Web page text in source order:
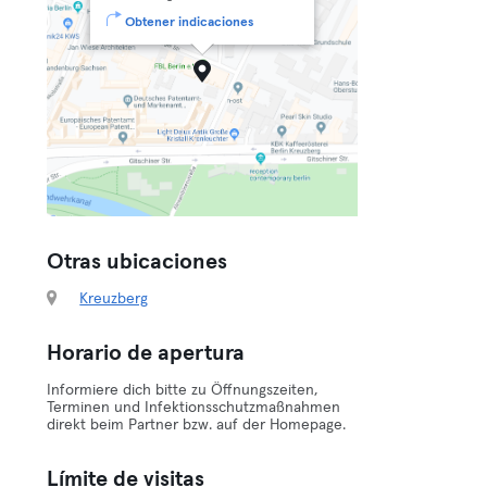
Obtener indicaciones
Otras ubicaciones
Kreuzberg
Horario de apertura
Informiere dich bitte zu Öffnungszeiten,
Terminen und Infektionsschutzmaßnahmen
direkt beim Partner bzw. auf der Homepage.
Límite de visitas